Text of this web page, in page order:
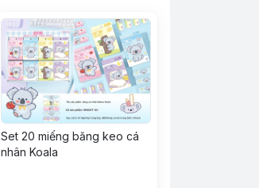
Set 20 miếng băng keo cá
nhân Koala